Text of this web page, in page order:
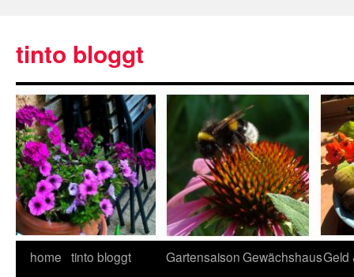
tinto bloggt
home tinto bloggt
GartensaisonGewächshausGeld